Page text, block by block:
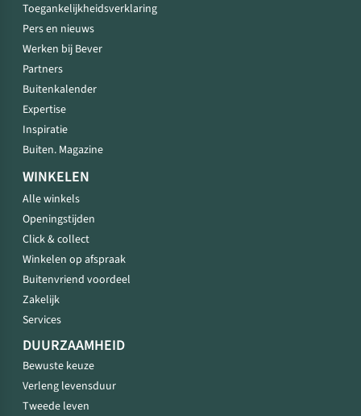
Toegankelijkheidsverklaring
Pers en nieuws
Werken bij Bever
Partners
Buitenkalender
Expertise
Inspiratie
Buiten. Magazine
WINKELEN
Alle winkels
Openingstijden
Click & collect
Winkelen op afspraak
Buitenvriend voordeel
Zakelijk
Services
DUURZAAMHEID
Bewuste keuze
Verleng levensduur
Tweede leven